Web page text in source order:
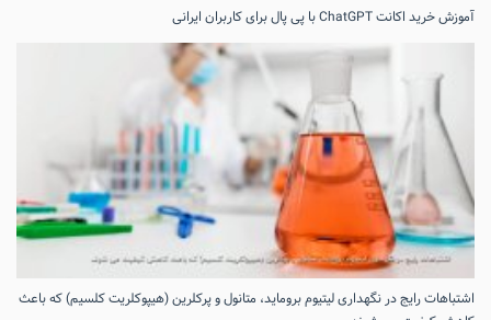
آموزش خرید اکانت ChatGPT با پی پال برای کاربران ایرانی
اشتباهات رایج در نگهداری لیتیوم بروماید، متانول و پرکلرین (هیپوکلریت کلسیم) که باعث